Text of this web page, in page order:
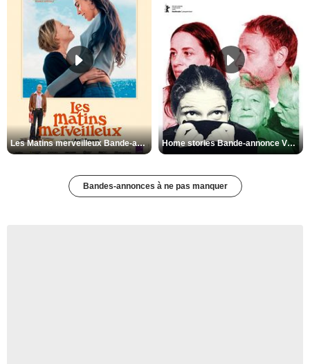
Les Matins merveilleux Bande-annonce VF Home stories Bande-annonce VO STFR
Bandes-annonces à ne pas manquer